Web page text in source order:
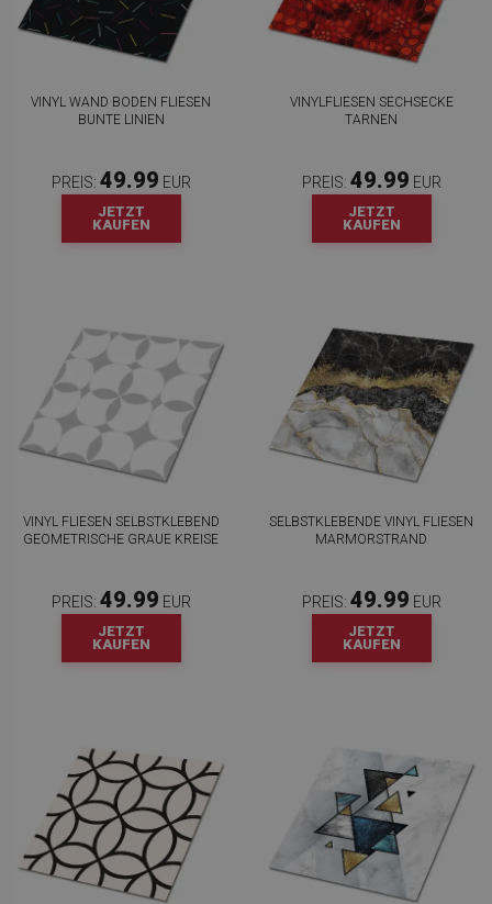
VINYL WAND BODEN FLIESEN
BUNTE LINIEN
PREIS: 49.99 EUR
JETZT
KAUFEN
VINYLFLIESEN SECHSECKE
TARNEN
PREIS: 49.99 EUR
JETZT
KAUFEN
VINYL FLIESEN SELBSTKLEBEND
GEOMETRISCHE GRAUE KREISE
PREIS: 49.99 EUR
JETZT
KAUFEN
SELBSTKLEBENDE VINYL FLIESEN
MARMORSTRAND
PREIS: 49.99 EUR
JETZT
KAUFEN